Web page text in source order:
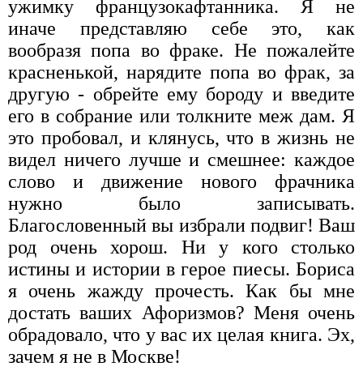
ужимку французокафтанника. Я не
иначе представляю себе это, как
вообразя попа во фраке. Не пожалейте
красненькой, нарядите попа во фрак, за
другую - обрейте ему бороду и введите
его в собрание или толкните меж дам. Я
это пробовал, и клянусь, что в жизнь не
видел ничего лучше и смешнее: каждое
слово и движение нового фрачника
нужно было записывать.
Благословенный вы избрали подвиг! Ваш
род очень хорош. Ни у кого столько
истины и истории в герое пиесы. Бориса
я очень жажду прочесть. Как бы мне
достать ваших Афоризмов? Меня очень
обрадовало, что у вас их целая книга. Эх,
зачем я не в Москве!